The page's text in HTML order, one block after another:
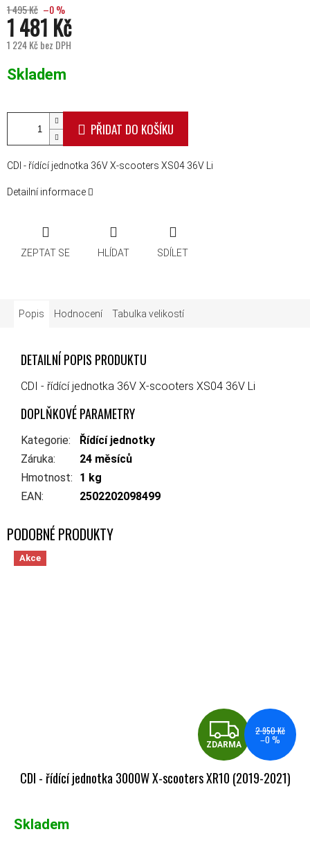
1 495 Kč –0 %
1 481 Kč
1 224 Kč bez DPH
Skladem
PŘIDAT DO KOŠÍKU
CDI - řídící jednotka 36V X-scooters XS04 36V Li
Detailní informace
ZEPTAT SE HLÍDAT SDÍLET
Popis Hodnocení Tabulka velikostí
DETAILNÍ POPIS PRODUKTU
CDI - řídící jednotka 36V X-scooters XS04 36V Li
DOPLŇKOVÉ PARAMETRY
Kategorie:
Řídící jednotky
Záruka:
24 měsíců
Hmotnost:
1 kg
EAN: 2502202098499
Akce
ZDARMA
2 950 Kč
–0 %
CDI - řídící jednotka 3000W X-scooters XR10 (2019-2021)
Skladem